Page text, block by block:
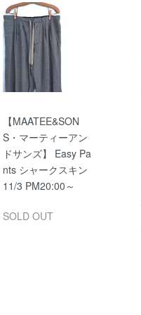
【MAATEE&SON
S・マーティーアン
ドサンズ】 Easy Pa
nts シャークスキン
11/3 PM20:00～
SOLD OUT